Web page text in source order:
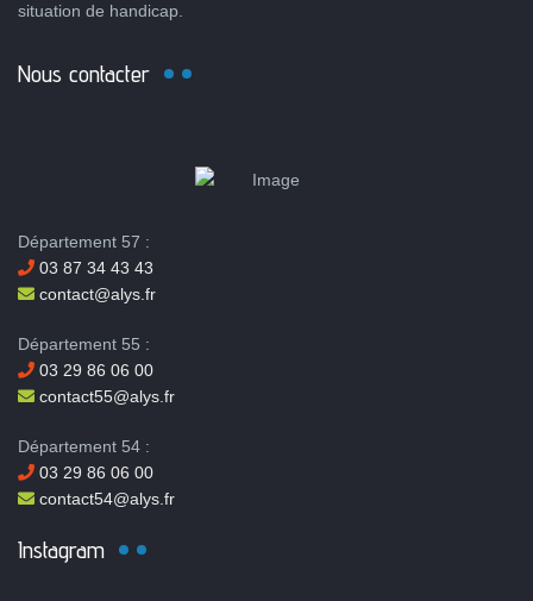
situation de handicap.
Nous contacter
Département 57 :
03 87 34 43 43
contact@alys.fr
Département 55 :
03 29 86 06 00
contact55@alys.fr
Département 54 :
03 29 86 06 00
contact54@alys.fr
Instagram